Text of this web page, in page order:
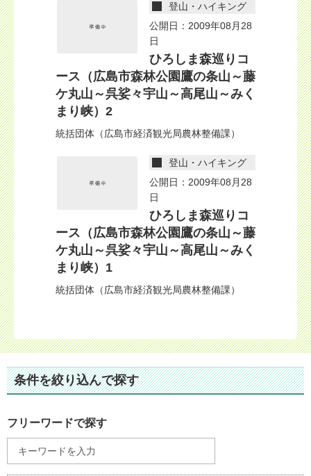
登山・ハイキング
公開日：2009年08月28
日
ひろしま森巡りコ
ース（広島市森林公園鷹の条山～藤
ケ丸山～呉娑々宇山～高尾山～みく
まり峡）2
統括団体（広島市経済観光局農林整備課）
登山・ハイキング
公開日：2009年08月28
日
ひろしま森巡りコ
ース（広島市森林公園鷹の条山～藤
ケ丸山～呉娑々宇山～高尾山～みく
まり峡）1
統括団体（広島市経済観光局農林整備課）
条件を絞り込んで探す
フリーワードで探す